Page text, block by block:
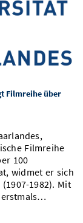
Filmreihe über
Filmreihe
100
widmet er sich
1982). Mit
erstmals…